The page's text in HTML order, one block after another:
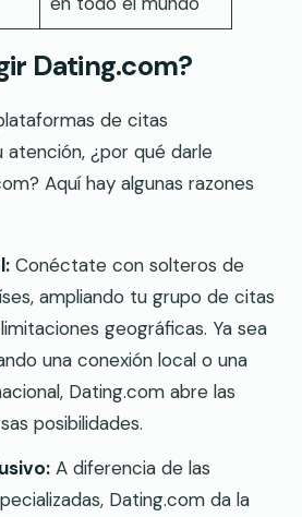
Dating.com?
de citas
¿por qué darle
Aquí hay algunas razones
Conéctate con solteros de
ampliando tu grupo de citas
geográficas. Ya sea
una conexión local o una
Dating.com abre las
posibilidades.
A diferencia de las
Dating.com da la